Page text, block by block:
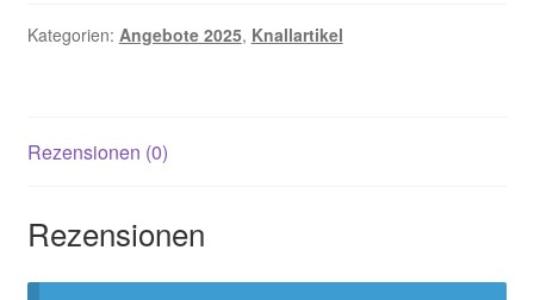
Kategorien: Angebote 2025, Knallartikel
Rezensionen (0)
Rezensionen